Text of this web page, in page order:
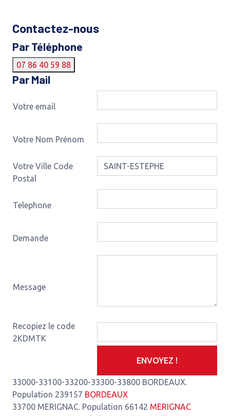
Contactez-nous
Par Téléphone
07 86 40 59 88
Par Mail
Votre email
Votre Nom Prénom
Votre Ville Code
Postal
Telephone
Demande
Message
Recopiez le code
2KDMTK
ENVOYEZ !
33000-33100-33200-33300-33800 BORDEAUX.
Population 239157 BORDEAUX
33700 MERIGNAC. Population 66142 MERIGNAC